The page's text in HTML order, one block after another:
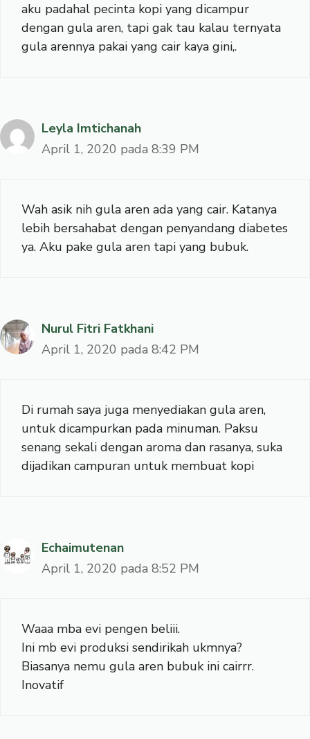
aku padahal pecinta kopi yang dicampur
dengan gula aren, tapi gak tau kalau ternyata
gula arennya pakai yang cair kaya gini,.
Leyla Imtichanah
April 1, 2020 pada 8:39 PM
Wah asik nih gula aren ada yang cair. Katanya
lebih bersahabat dengan penyandang diabetes
ya. Aku pake gula aren tapi yang bubuk.
Nurul Fitri Fatkhani
April 1, 2020 pada 8:42 PM
Di rumah saya juga menyediakan gula aren,
untuk dicampurkan pada minuman. Paksu
senang sekali dengan aroma dan rasanya, suka
dijadikan campuran untuk membuat kopi
Echaimutenan
April 1, 2020 pada 8:52 PM
Waaa mba evi pengen beliii.
Ini mb evi produksi sendirikah ukmnya?
Biasanya nemu gula aren bubuk ini cairrr.
Inovatif